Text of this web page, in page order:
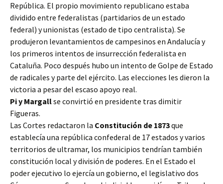
República. El propio movimiento republicano estaba
dividido entre federalistas (partidarios de un estado
federal) y unionistas (estado de tipo centralista). Se
produjeron levantamientos de campesinos en Andalucía y
los primeros intentos de insurrección federalista en
Cataluña. Poco después hubo un intento de Golpe de Estado
de radicales y parte del ejército. Las elecciones les dieron la
victoria a pesar del escaso apoyo real.
Pi y Margallse convirtió en presidente tras dimitir
Figueras.
Las Cortes redactaron la Constitución de 1873que
establecía una república confederal de 17 estados y varios
territorios de ultramar, los municipios tendrían también
constitución local y división de poderes. En el Estado el
poder ejecutivo lo ejercía un gobierno, el legislativo dos